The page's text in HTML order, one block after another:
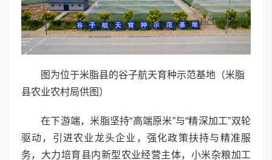
图为位于米脂县的谷子航天育种示范基地（米脂
县农业农村局供图）
在下游端，米脂坚持“高端原米”与“精深加工”双轮
驱动，引进农业龙头企业，强化政策扶持与精准服
务，大力培育县内新型农业经营主体，小米杂粮加工